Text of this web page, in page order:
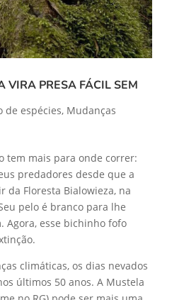
VIRA PRESA FÁCIL SEM
de espécies, Mudanças
tem mais para onde correr:
predadores desde que a
da Floresta Bialowieza, na
pelo é branco para lhe
Agora, esse bichinho fofo
climáticas, os dias nevados
últimos 50 anos. A Mustela